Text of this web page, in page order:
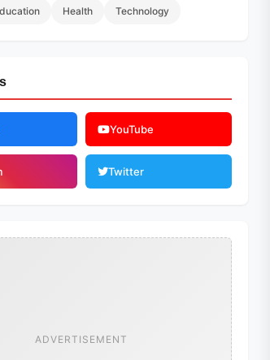
Health Technology
YouTube
Twitter
ADVERTISEMENT